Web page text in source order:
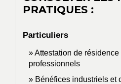
PRATIQUES :
Particuliers
Attestation de
professionnels
Bénéfices industriels et